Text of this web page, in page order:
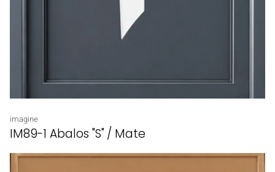
Proveedor:
imagine
IM89-1 Abalos "S" / Mate